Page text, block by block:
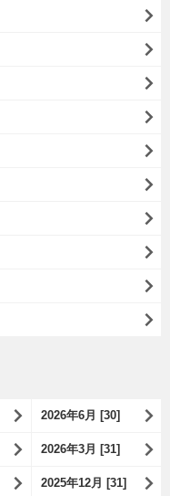
2026年6月 [30]
2026年3月 [31]
2025年12月 [31]